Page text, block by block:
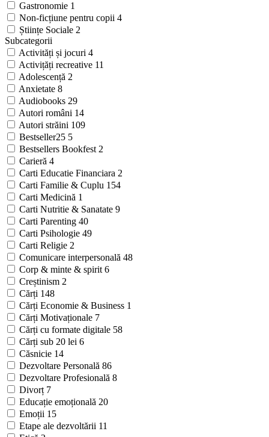
Gastronomie 1
Non-ficțiune pentru copii 4
Științe Sociale 2
Subcategorii
Activități și jocuri 4
Activițăți recreative 11
Adolescență 2
Anxietate 8
Audiobooks 29
Autori români 14
Autori străini 109
Bestseller25 5
Bestsellers Bookfest 2
Carieră 4
Carti Educatie Financiara 2
Carti Familie & Cuplu 154
Carti Medicină 1
Carti Nutritie & Sanatate 9
Carti Parenting 40
Carti Psihologie 49
Carti Religie 2
Comunicare interpersonală 48
Corp & minte & spirit 6
Creștinism 2
Cărți 148
Cărți Economie & Business 1
Cărți Motivaționale 7
Cărți cu formate digitale 58
Cărți sub 20 lei 6
Căsnicie 14
Dezvoltare Personală 86
Dezvoltare Profesională 8
Divorț 7
Educație emoțională 20
Emoții 15
Etape ale dezvoltării 11